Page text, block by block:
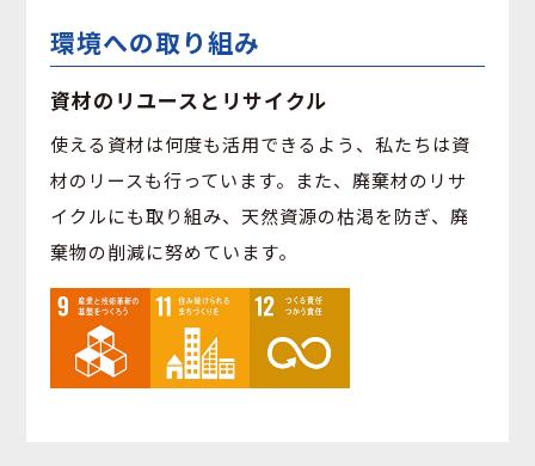
環境への取り組み
資材のリユースとリサイクル
使える資材は何度も活⽤できるよう、私たちは資
材のリースも⾏っています。また、廃棄材のリサ
イクルにも取り組み、天然資源の枯渇を防ぎ、廃
棄物の削減に努めています。